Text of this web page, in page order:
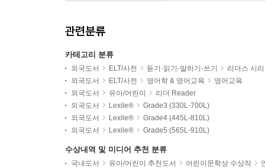
관련분류
카테고리 분류
외국도서 ELT/사전 듣기·읽기·말하기·쓰기
리더스 시
외국도서
ELT/사전 영어학 & 영어교육
영어교육
외국도서
유아/어린이
리더 Reader
외국도서
Lexile®
Grade3 (330L-700L)
외국도서
Lexile®
Grade4 (445L-810L)
외국도서
Lexile® Grade5 (565L-910L)
수상내역 및 미디어 추천 분류
국내도서 유아/어린이 추천도서 어린이문학상 수상작